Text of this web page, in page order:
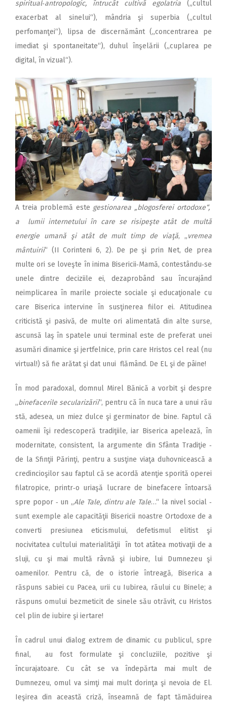
spiritual‑antropologic, întrucât cultivă egolatria („cultul
exacerbat al sinelui“), mândria şi superbia („cultul
perfomanţei“), lipsa de discernământ („concentrarea pe
imediat şi spontaneitate“), duhul înşelării („cuplarea pe
digital, în vizual“).
A treia problemă estegestionarea „blogosferei ortodoxe“,
a lumii internetului în care se risipeşte atât de multă
energie umană şi atât de mult timp de viaţă, „vremea
mântuirii“ (II Corinteni 6, 2). De pe şi prin Net, de prea
multe ori se loveşte în inima Bisericii‑Mamă, contestându‑se
unele dintre deciziile ei, dezaprobând sau încurajând
neimplicarea în marile proiecte sociale şi educaţionale cu
care Biserica intervine în susţinerea fiilor ei. Atitudinea
criticistă şi pasivă, de multe ori alimentată din alte surse,
ascunsă laş în spatele unui terminal este de preferat unei
asumări dinamice şi jertfelnice, prin care Hristos cel real (nu
virtual!) să fie arătat şi dat unui flămând. De EL şi de pâine!
În mod paradoxal, domnul Mirel Bănică a vorbit şi despre
„binefacerile secularizării“, pentru că în nuca tare a unui rău
stă, adesea, un miez dulce şi germinator de bine. Faptul că
oamenii îşi redescoperă tradiţiile, iar Biserica apelează, în
modernitate, consistent, la argumente din Sfânta Tradiţie ‑
de la Sfinţii Părinţi, pentru a susţine viaţa duhovnicească a
credincioşilor sau faptul că se acordă atenţie sporită operei
filatropice, printr‑o uriaşă lucrare de binefacere întoarsă
spre popor ‑ un „Ale Tale, dintru ale Tale…“ la nivel social ‑
sunt exemple ale capacităţii Bisericii noastre Ortodoxe de a
converti presiunea eticismului, defetismul elitist şi
nocivitatea cultului materialităţii în tot atâtea motivaţii de a
sluji, cu şi mai multă râvnă şi iubire, lui Dumnezeu şi
oamenilor. Pentru că, de o istorie întreagă, Biserica a
răspuns sabiei cu Pacea, urii cu Iubirea, răului cu Binele; a
răspuns omului bezmeticit de sinele său otrăvit, cu Hristos
cel plin de iubire şi iertare!
În cadrul unui dialog extrem de dinamic cu publicul, spre
final, au fost formulate şi concluziile, pozitive şi
încurajatoare. Cu cât se va îndepărta mai mult de
Dumnezeu, omul va simţi mai mult dorinţa şi nevoia de El.
Ieşirea din această criză, înseamnă de fapt tămăduirea